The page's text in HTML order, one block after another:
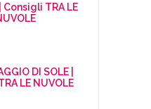
Consigli TRA LE
DI SOLE |
LE NUVOLE